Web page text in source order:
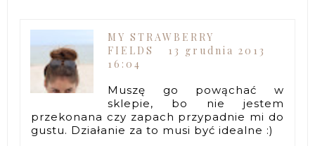
MY STRAWBERRY
FIELDS
13 grudnia 2013
16:04
Muszę go powąchać w
sklepie, bo nie jestem
przekonana czy zapach przypadnie mi do
gustu. Działanie za to musi być idealne :)